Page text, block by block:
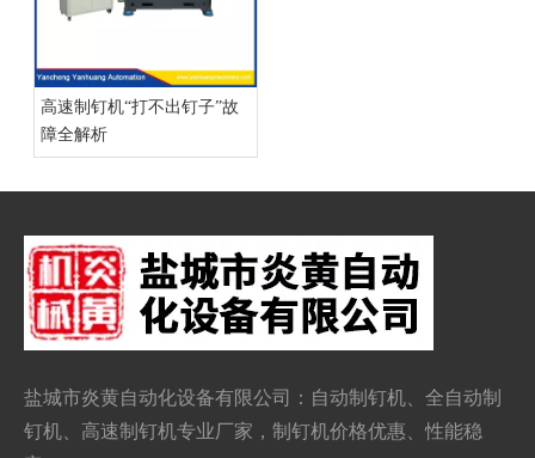
高速制钉机“打不出钉子”故
障全解析
盐城市炎黄自动化设备有限公司：自动制钉机 、全自动制
钉机、 高速制钉机专业厂家，制钉机价格优惠、性能稳